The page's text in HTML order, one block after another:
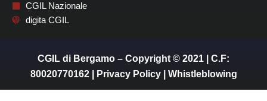
CGIL Nazionale
digita CGIL
CGIL di Bergamo – Copyright © 2021 | C.F:
80020770162 |
Privacy Policy| Whistleblowing